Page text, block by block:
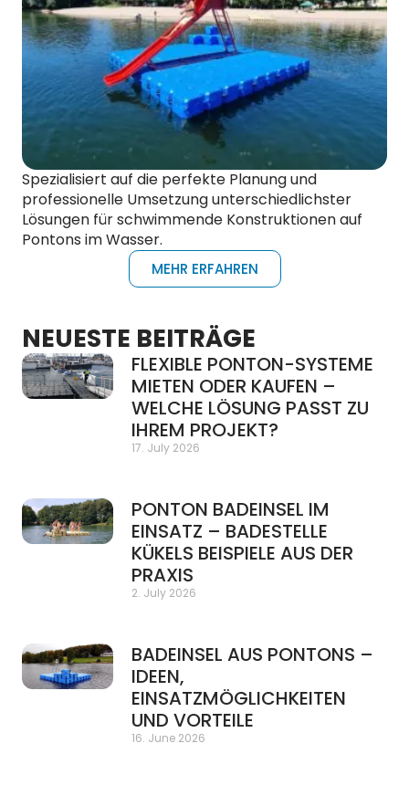
Spezialisiert auf die perfekte Planung und
professionelle Umsetzung unterschiedlichster
Lösungen für schwimmende Konstruktionen auf
Pontons im Wasser.
MEHR ERFAHREN
NEUESTE BEITRÄGE
FLEXIBLE PONTON-SYSTEME
MIETEN ODER KAUFEN –
WELCHE LÖSUNG PASST ZU
IHREM PROJEKT?
17. July 2026
PONTON BADEINSEL IM
EINSATZ – BADESTELLE
KÜKELS BEISPIELE AUS DER
PRAXIS
2. July 2026
BADEINSEL AUS PONTONS –
IDEEN,
EINSATZMÖGLICHKEITEN
UND VORTEILE
16. June 2026